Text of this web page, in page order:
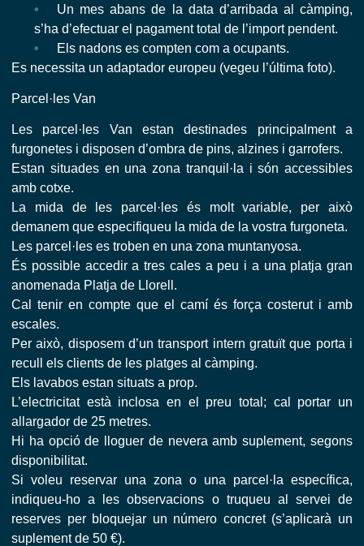
Un mes abans de la data d’arribada al càmping,
s’ha d’efectuar el pagament total de l’import pendent.
Els nadons es compten com a ocupants.
Es necessita un adaptador europeu (vegeu l’última foto).
Parcel·les Van
Les parcel·les Van estan destinades principalment a
furgonetes i disposen d’ombra de pins, alzines i garrofers.
Estan situades en una zona tranquil·la i són accessibles
amb cotxe.
La mida de les parcel·les és molt variable, per això
demanem que especifiqueu la mida de la vostra furgoneta.
Les parcel·les es troben en una zona muntanyosa.
És possible accedir a tres cales a peu i a una platja gran
anomenada Platja de Llorell.
Cal tenir en compte que el camí és força costerut i amb
escales.
Per això, disposem d’un transport intern gratuït que porta i
recull els clients de les platges al càmping.
Els lavabos estan situats a prop.
L’electricitat està inclosa en el preu total; cal portar un
allargador de 25 metres.
Hi ha opció de lloguer de nevera amb suplement, segons
disponibilitat.
Si voleu reservar una zona o una parcel·la específica,
indiqueu-ho a les observacions o truqueu al servei de
reserves per bloquejar un número concret (s’aplicarà un
suplement de 50 €).